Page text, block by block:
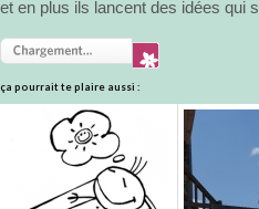
et en plus ils lancent des idées qui
ça pourrait te plaire aussi :